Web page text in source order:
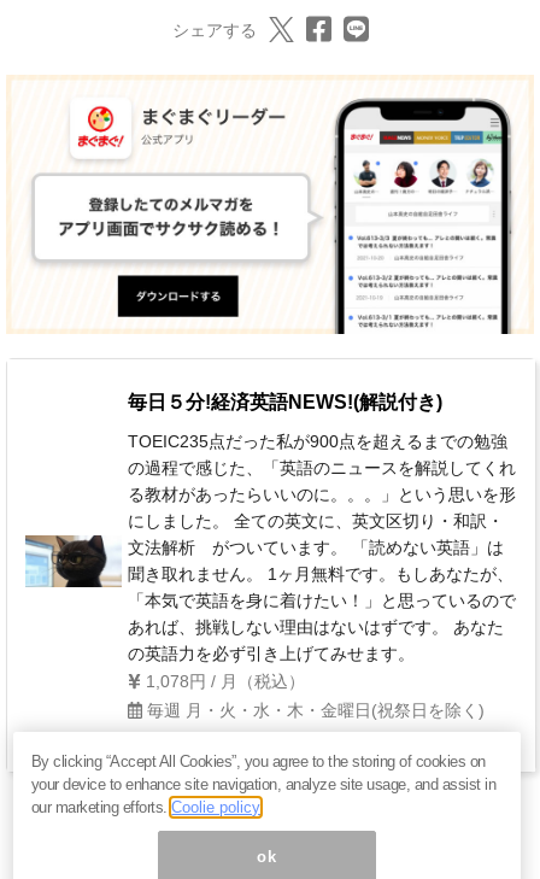
シェアする
毎日５分!経済英語NEWS!(解説付き)
TOEIC235点だった私が900点を超えるまでの勉強
の過程で感じた、「英語のニュースを解説してくれ
る教材があったらいいのに。。。」という思いを形
にしました。 全ての英文に、英文区切り・和訳・
文法解析 がついています。 「読めない英語」は
聞き取れません。 1ヶ月無料です。もしあなたが、
「本気で英語を身に着けたい！」と思っているので
あれば、挑戦しない理由はないはずです。 あなた
の英語力を必ず引き上げてみせます。
1,078円 / 月（税込）
毎週 月・火・水・木・金曜日(祝祭日を除く)
By clicking “Accept All Cookies”, you agree to the storing of cookies on
your device to enhance site navigation, analyze site usage, and assist in
our marketing efforts.Coolie policy
ok